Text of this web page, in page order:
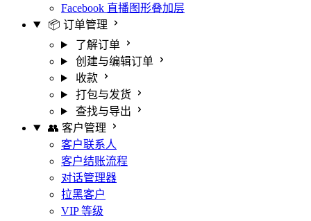
Facebook 直播图形叠加层
📦 订单管理
了解订单
创建与编辑订单
收款
打包与发货
查找与导出
👥 客户管理
客户联系人
客户结账流程
对话管理器
拉黑客户
VIP 等级